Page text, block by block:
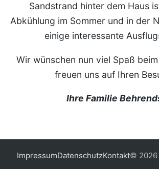
Sandstrand hinter dem Haus
Abkühlung im Sommer und in der
einige interessante
Wir wünschen nun viel Spaß
freuen uns auf Ihren
Ihre Familie
ImpressumDatenschutzKontakt© 2026